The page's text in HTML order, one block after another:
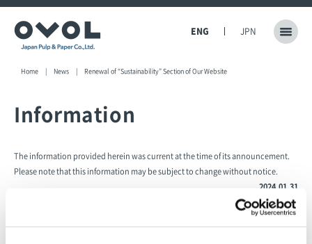
ENG JPN
Home News Renewal of “Sustainability” Section of Our Website
Information
The information provided herein was current at the time of its announcement.
Please note that this information may be subject to change without notice.
2024.01.31
Japan Pulp & Paper Co., Ltd.